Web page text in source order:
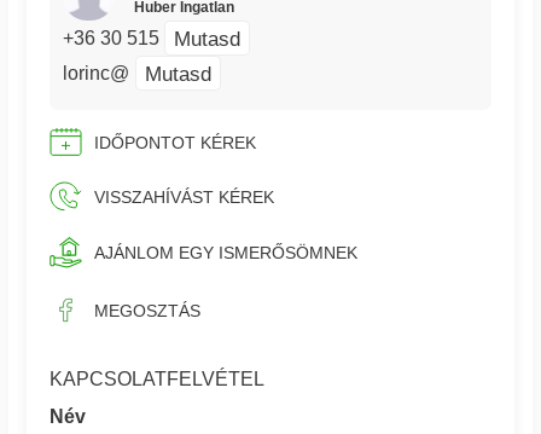
Huber Ingatlan
+36 30 515 Mutasd
lorinc@ Mutasd
IDŐPONTOT KÉREK
VISSZAHÍVÁST KÉREK
AJÁNLOM EGY ISMERŐSÖMNEK
MEGOSZTÁS
KAPCSOLATFELVÉTEL
Név